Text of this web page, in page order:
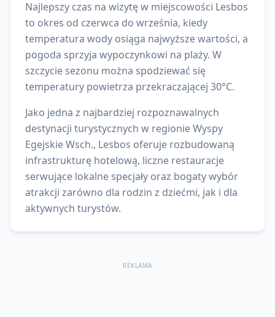
Najlepszy czas na wizytę w miejscowości Lesbos
to okres od czerwca do września, kiedy
temperatura wody osiąga najwyższe wartości, a
pogoda sprzyja wypoczynkowi na plaży. W
szczycie sezonu można spodziewać się
temperatury powietrza przekraczającej 30°C.
Jako jedna z najbardziej rozpoznawalnych
destynacji turystycznych w regionie Wyspy
Egejskie Wsch., Lesbos oferuje rozbudowaną
infrastrukturę hotelową, liczne restauracje
serwujące lokalne specjały oraz bogaty wybór
atrakcji zarówno dla rodzin z dziećmi, jak i dla
aktywnych turystów.
REKLAMA